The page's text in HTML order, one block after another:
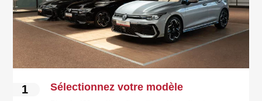
1 Sélectionnez votre modèle